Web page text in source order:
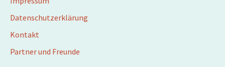
Datenschutzerklärung
Kontakt
Partner und Freunde